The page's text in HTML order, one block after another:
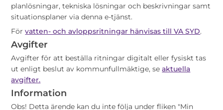
planlösningar, tekniska lösningar och beskrivningar samt
situationsplaner via denna e-tjänst.
Förvatten- och avloppsritningar hänvisas till VA SYD.
Avgifter
Avgifter för att beställa ritningar digitalt eller fysiskt tas
ut enligt beslut av kommunfullmäktige, seaktuella
avgifter.
Information
Obs! Detta ärende kan du inte följa under fliken "Min